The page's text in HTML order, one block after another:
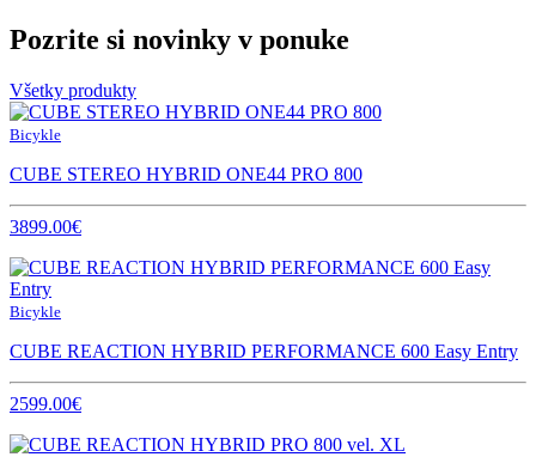
Pozrite si novinky v ponuke
Všetky produkty
Bicykle
CUBE STEREO HYBRID ONE44 PRO 800
3899.00€
Bicykle
CUBE REACTION HYBRID PERFORMANCE 600 Easy Entry
2599.00€